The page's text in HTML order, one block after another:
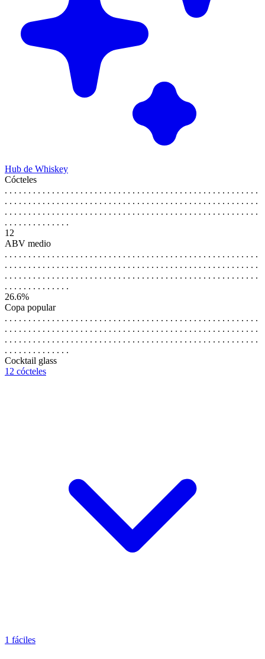
Hub de Whiskey
Cócteles
. . . . . . . . . . . . . . . . . . . . . . . . . . . . . . . . . . . . . . . . . . . . . . . . . . . . . .
. . . . . . . . . . . . . . . . . . . . . . . . . . . . . . . . . . . . . . . . . . . . . . . . . . . . . .
. . . . . . . . . . . . . . . . . . . . . . . . . . . . . . . . . . . . . . . . . . . . . . . . . . . . . .
. . . . . . . . . . . . . .
12
ABV medio
. . . . . . . . . . . . . . . . . . . . . . . . . . . . . . . . . . . . . . . . . . . . . . . . . . . . . .
. . . . . . . . . . . . . . . . . . . . . . . . . . . . . . . . . . . . . . . . . . . . . . . . . . . . . .
. . . . . . . . . . . . . . . . . . . . . . . . . . . . . . . . . . . . . . . . . . . . . . . . . . . . . .
. . . . . . . . . . . . . .
26.6%
Copa popular
. . . . . . . . . . . . . . . . . . . . . . . . . . . . . . . . . . . . . . . . . . . . . . . . . . . . . .
. . . . . . . . . . . . . . . . . . . . . . . . . . . . . . . . . . . . . . . . . . . . . . . . . . . . . .
. . . . . . . . . . . . . . . . . . . . . . . . . . . . . . . . . . . . . . . . . . . . . . . . . . . . . .
. . . . . . . . . . . . . .
Cocktail glass
12 cócteles
1 fáciles